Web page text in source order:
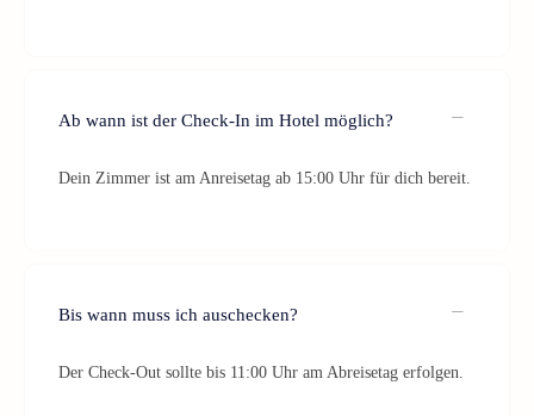
Ab wann ist der Check-In im Hotel möglich?
Dein Zimmer ist am Anreisetag ab 15:00 Uhr für dich bereit.
Bis wann muss ich auschecken?
Der Check-Out sollte bis 11:00 Uhr am Abreisetag erfolgen.